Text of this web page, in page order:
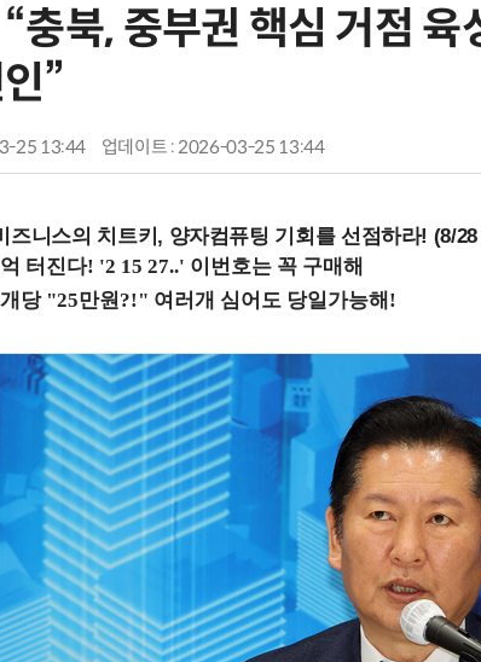
충북, 중부권 핵심 거점
”
25 13:44 업데이트 : 2026-03-25 13:44
즈니스의 치트키, 양자컴퓨팅 기회를 선점하라! (8/